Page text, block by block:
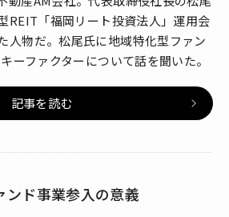
REIT「福岡リート投資法人」運用会
人物だ。松尾氏に地域特化型ファン
ーファクターについて話を聞いた。
記事を読む
ド事業参入の意義